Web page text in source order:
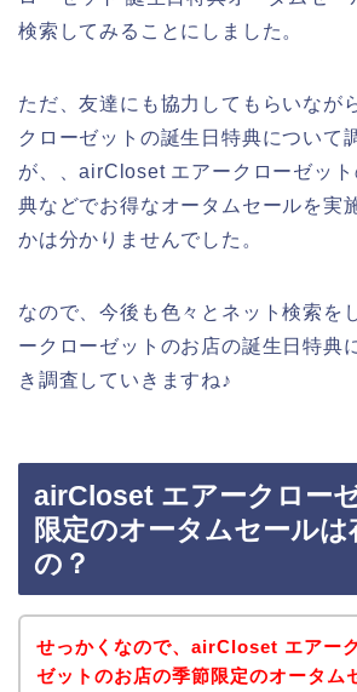
検索してみることにしました。
ただ、友達にも協力してもらいなが
クローゼットの誕生日特典について
が、、airCloset エアークローゼッ
典などでお得なオータムセールを実
かは分かりませんでした。
なので、今後も色々とネット検索を
ークローゼットのお店の誕生日特典
き調査していきますね♪
airCloset エアークロー
限定のオータムセールは
の？
せっかくなので、airCloset エアー
ゼットのお店の季節限定のオータム